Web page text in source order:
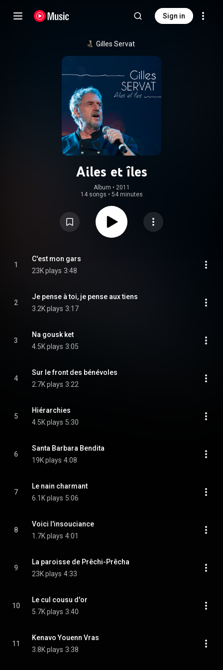
Sign in
Gilles Servat
Ailes et îles
Album • 2011
14 songs • 54 minutes
1
C'est mon gars
23K plays 3:48
2
Je pense à toi, je pense aux tiens
3.2K plays 3:17
3
Na gousk ket
4.5K plays 3:05
4
Sur le front des bénévoles
2.7K plays 3:22
5
Hiérarchies
4.5K plays 5:30
6
Santa Barbara Bendita
19K plays 4:08
7
Le nain charmant
6.1K plays 5:06
8
Voici l'insouciance
1.7K plays 4:01
9
La paroisse de Prêchi-Prêcha
23K plays 4:33
10
Le cul cousu d'or
5.7K plays 3:40
11
Kenavo Youenn Vras
3.8K plays 3:38